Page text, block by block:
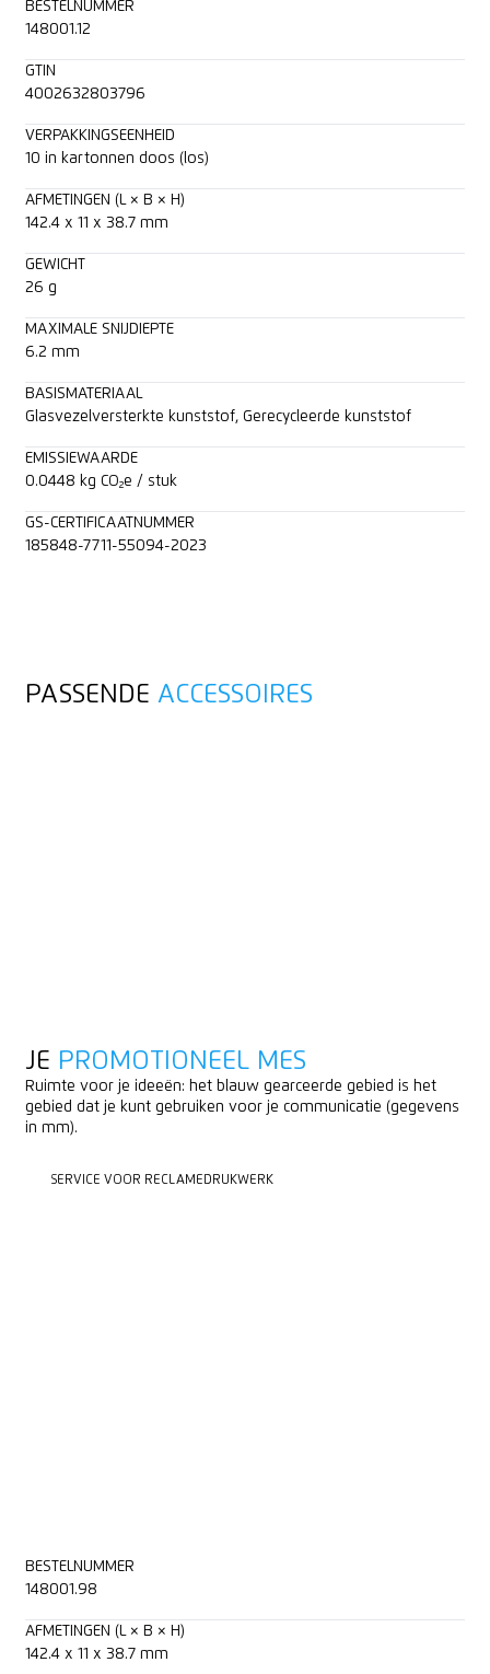
BESTELNUMMER
148001.12
GTIN
4002632803796
VERPAKKINGSEENHEID
10 in kartonnen doos (los)
AFMETINGEN (L × B × H)
142.4 x 11 x 38.7 mm
GEWICHT
26 g
MAXIMALE SNIJDIEPTE
6.2 mm
BASISMATERIAAL
Glasvezelversterkte kunststof, Gerecycleerde kunststof
EMISSIEWAARDE
0.0448 kg CO₂e / stuk
GS-CERTIFICAATNUMMER
185848-7711-55094-2023
PASSENDE ACCESSOIRES
JE PROMOTIONEEL MES
Ruimte voor je ideeën: het blauw gearceerde gebied is het
gebied dat je kunt gebruiken voor je communicatie (gegevens
in mm).
SERVICE VOOR RECLAMEDRUKWERK
BESTELNUMMER
148001.98
AFMETINGEN (L × B × H)
142.4 x 11 x 38.7 mm